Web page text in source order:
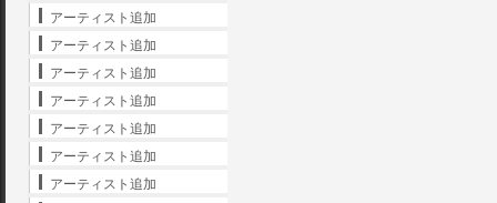
アーティスト追加
アーティスト追加
アーティスト追加
アーティスト追加
アーティスト追加
アーティスト追加
アーティスト追加